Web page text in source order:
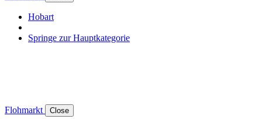
Hobart
Springe zur Hauptkategorie
Flohmarkt Close